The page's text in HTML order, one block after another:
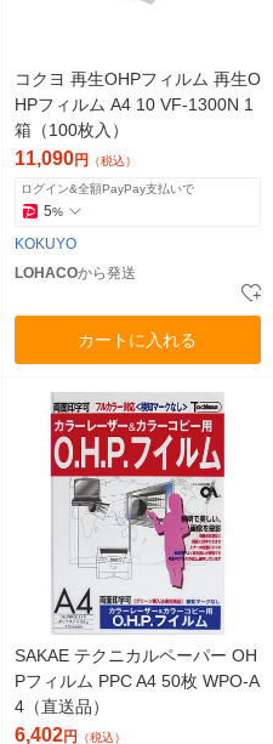
コクヨ 再生OHPフィルム 再生O
HPフィルム A4 10 VF-1300N 1
箱（100枚入）
11,090円 （税込）
ログイン&全額PayPay支払いで
5%
KOKUYO
LOHACOから発送
カートに入れる
SAKAE テクニカルペーパー OH
Pフィルム PPC A4 50枚 WPO-A
4（直送品）
6,402円 （税込）